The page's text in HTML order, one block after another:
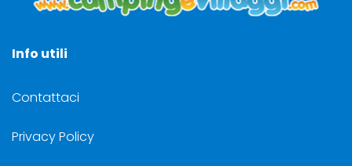
Info utili
Contattaci
Privacy Policy